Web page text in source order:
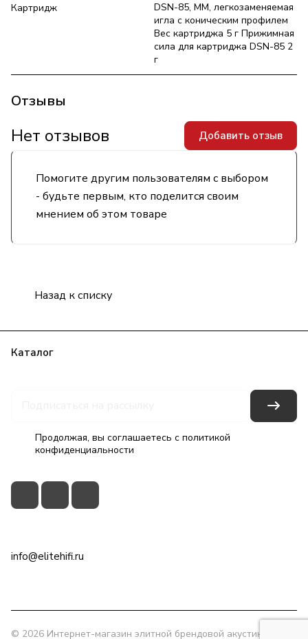
Картридж
DSN-85, MM, легкозаменяемая
игла с коническим профилем
Вес картриджа 5 г Прижимная
сила для картриджа DSN-85 2
г
Отзывы
Помогите другим пользователям с выбором
- будьте первым, кто поделится своим
мнением об этом товаре
Нет отзывов Добавить отзыв
Назад к списку
Каталог
Продолжая, вы соглашаетесь с политикой
конфиденциальности
info@elitehifi.ru
© 2026 Интернет-магазин элитной брендовой акустики